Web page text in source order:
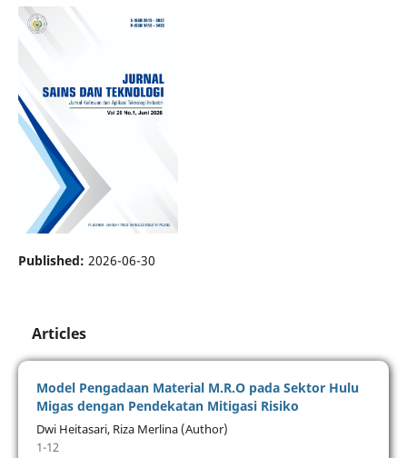
Published: 2026-06-30
Articles
Model Pengadaan Material M.R.O pada Sektor Hulu
Migas dengan Pendekatan Mitigasi Risiko
Dwi Heitasari, Riza Merlina (Author)
1-12